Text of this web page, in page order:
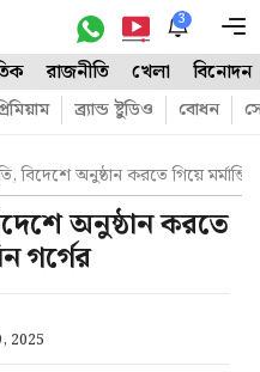
3
রাজনীতি খেলা বিনোদন
ব্র্যান্ড ষ্টুডিও বোধন
বিদেশে অনুষ্ঠান করতে গিয়ে
অনুষ্ঠান করতে
গর্গের
2025